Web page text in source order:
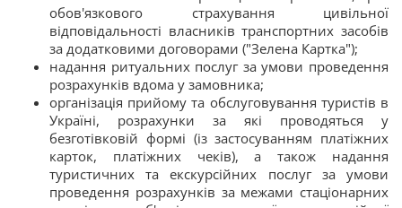
обов'язкового страхування цивільної
відповідальності власників транспортних засобів
за додатковими договорами ("Зелена Картка");
надання ритуальних послуг за умови проведення
розрахунків вдома у замовника;
організація прийому та обслуговування туристів в
Україні, розрахунки за які проводяться у
безготівковій формі (із застосуванням платіжних
карток, платіжних чеків), а також надання
туристичних та екскурсійних послуг за умови
проведення розрахунків за межами стаціонарних